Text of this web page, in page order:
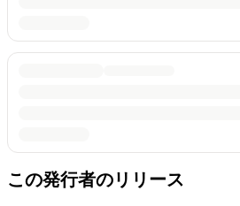
この発行者のリリース